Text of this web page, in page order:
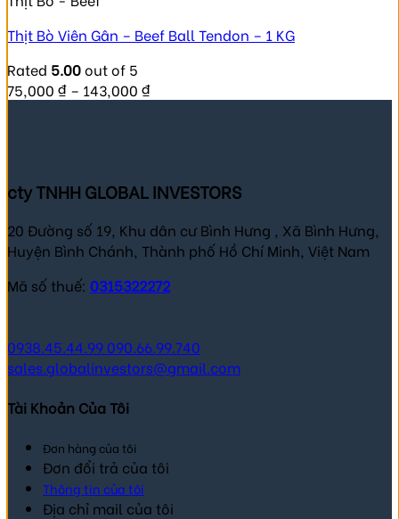
Thịt Bò Viên Gân – Beef Ball Tendon – 1 KG
Rated 5.00out of 5
75,000 ₫ – 143,000 ₫
cty TNHH GLOBAL INVESTORS
20 Đường số 19, Khu dân cư Bình Hưng , Xã Bình Hưng,
Huyện Bình Chánh, Thành phố Hồ Chí Minh, Việt Nam
Mã số thuế: 0315322272
0938.45.44.99090.66.99.740
sales.globalinvestors@gmail.com
Tài Khoản Của Tôi
Đơn hàng của tôi
Đơn đổi trả của tôi
Thông tin của tôi
Địa chỉ mail của tôi